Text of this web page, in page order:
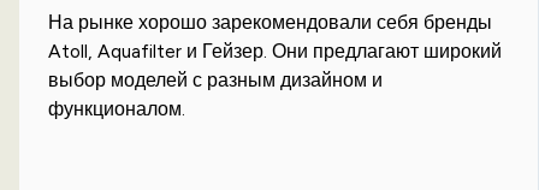
На рынке хорошо зарекомендовали себя бренды
Atoll, Aquafilter и Гейзер. Они предлагают широкий
выбор моделей с разным дизайном и
функционалом.